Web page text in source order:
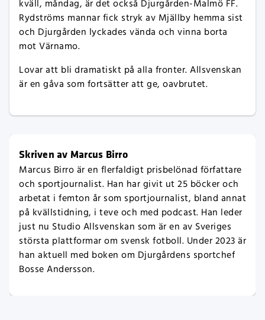
kväll, måndag, är det också Djurgården-Malmö FF.
Rydströms mannar fick stryk av Mjällby hemma sist
och Djurgården lyckades vända och vinna borta
mot Värnamo.
Lovar att bli dramatiskt på alla fronter. Allsvenskan
är en gåva som fortsätter att ge, oavbrutet.
Skriven av Marcus Birro
Marcus Birro är en flerfaldigt prisbelönad författare
och sportjournalist. Han har givit ut 25 böcker och
arbetat i femton år som sportjournalist, bland annat
på kvällstidning, i teve och med podcast. Han leder
just nu Studio Allsvenskan som är en av Sveriges
största plattformar om svensk fotboll. Under 2023 är
han aktuell med boken om Djurgårdens sportchef
Bosse Andersson.